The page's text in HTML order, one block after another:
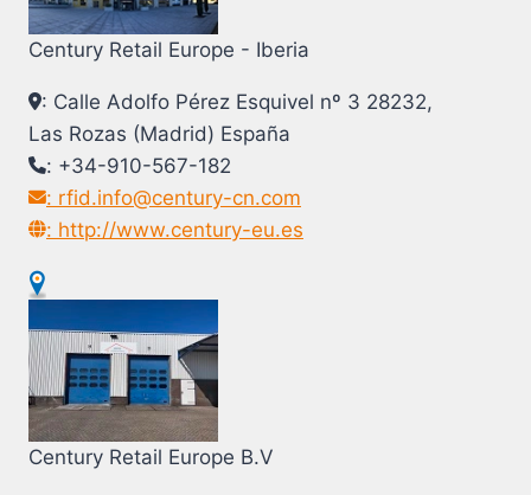
Century Retail Europe - Iberia
: Calle Adolfo Pérez Esquivel nº 3 28232,
Las Rozas (Madrid) España
: +34-910-567-182
: rfid.info@century-cn.com
: http://www.century-eu.es
Century Retail Europe B.V